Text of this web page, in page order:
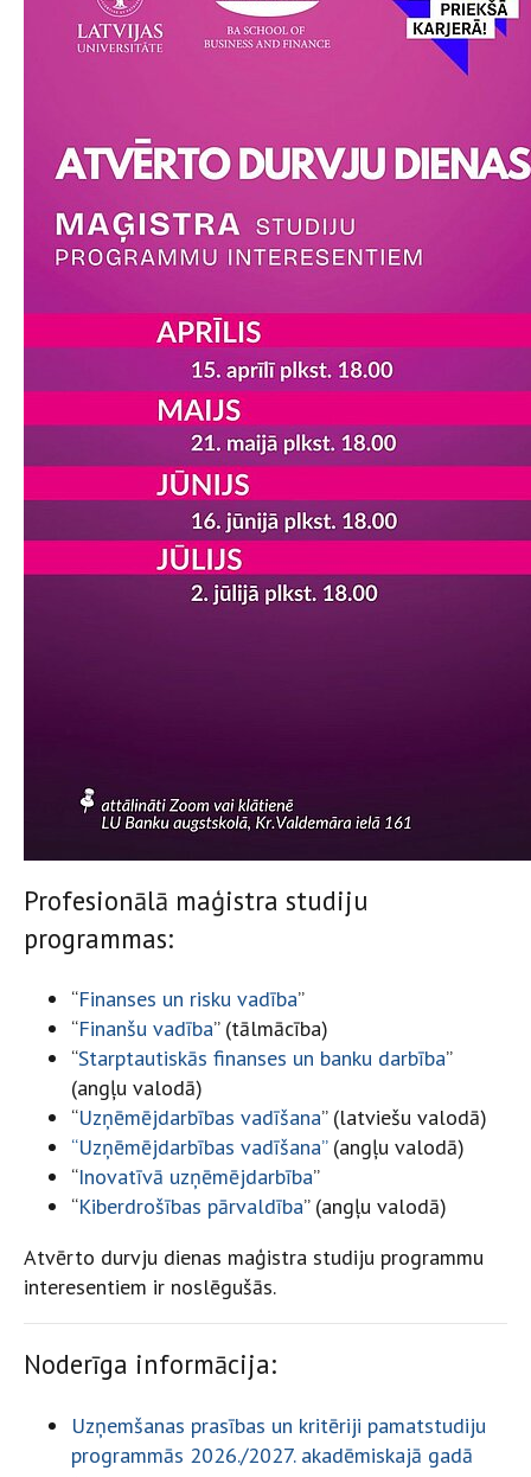
Profesionālā maģistra studiju
programmas:
“Finanses un risku vadība”
“Finanšu vadība” (tālmācība)
“Starptautiskās finanses un banku darbība”
(angļu valodā)
“Uzņēmējdarbības vadīšana” (latviešu valodā)
“Uzņēmējdarbības vadīšana”(angļu valodā)
“Inovatīvā uzņēmējdarbība”
“Kiberdrošības pārvaldība” (angļu valodā)
Atvērto durvju dienas maģistra studiju programmu
interesentiem ir noslēgušās.
Noderīga informācija:
Uzņemšanas prasības un kritēriji pamatstudiju
programmās 2026./2027. akadēmiskajā gadā